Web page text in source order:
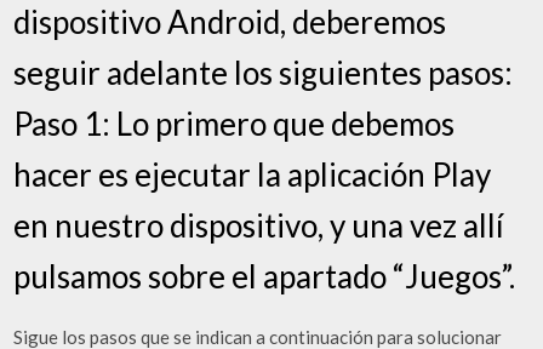
dispositivo Android, deberemos
seguir adelante los siguientes pasos:
Paso 1: Lo primero que debemos
hacer es ejecutar la aplicación Play
en nuestro dispositivo, y una vez allí
pulsamos sobre el apartado “Juegos”.
Sigue los pasos que se indican a continuación para solucionar